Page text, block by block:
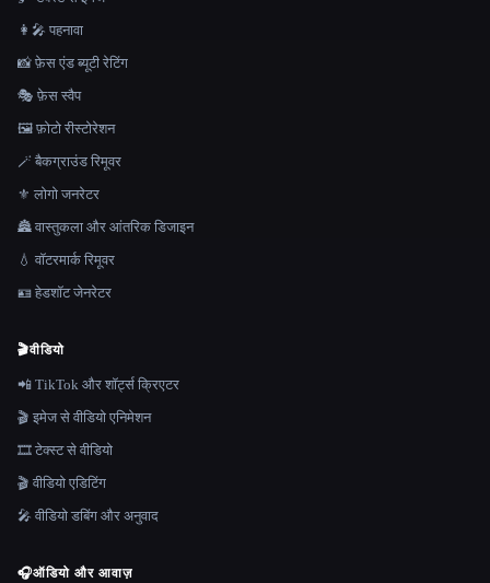
👩‍🎤 पहनावा
📸 फ़ेस एंड ब्यूटी रेटिंग
🎭 फ़ेस स्वैप
🖼️ फ़ोटो रीस्टोरेशन
🪄 बैकग्राउंड रिमूवर
⚜️ लोगो जनरेटर
🏯 वास्तुकला और आंतरिक डिजाइन
💧 वॉटरमार्क रिमूवर
🪪 हेडशॉट जेनरेटर
🎬वीडियो
📲 TikTok और शॉर्ट्स क्रिएटर
🎬 इमेज से वीडियो एनिमेशन
🎞️ टेक्स्ट से वीडियो
🎬 वीडियो एडिटिंग
🎤 वीडियो डबिंग और अनुवाद
🎧ऑडियो और आवाज़